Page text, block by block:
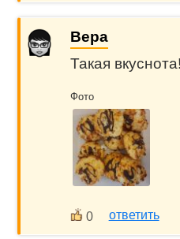
Вера
Такая
Фото
0 ответить